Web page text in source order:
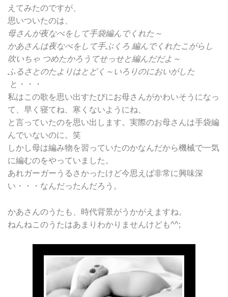
えてみたのですが、
思いついたのは、
母さんが夜なべをして手袋編んでくれた～
かあさんは夜なべをして手ぶくろ 編んでくれたこがらし
吹いちゃ つめたかろうてせっせと編んだだよ～
ふるさとのたよりはとどく～いろりのにおいがした
と・・・
私はこの歌を思い出すたびにお母さんがかわいそうになっ
て、早く寝てね、寒くないようにね、
と言っていたのを思い出します。実際のお母さんは手袋編
んでいないのに。笑
しかし母は編み物を習っていたのかなんだから機械で一気
に編むのをやっていました。
あれガーガーうるさかったけど今思えば非常に興味深
い・・・なんだったんだろう。
かあさんのうたも、時代背景がうかがえますね。
ねんねこのうたはあまりわかりませんけども^^;